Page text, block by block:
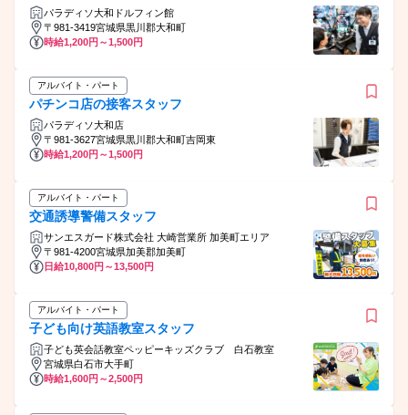
パラディソ大和ドルフィン館
〒981-3419宮城県黒川郡大和町
時給1,200円～1,500円
アルバイト・パート
パチンコ店の接客スタッフ
パラディソ大和店
〒981-3627宮城県黒川郡大和町吉岡東
時給1,200円～1,500円
アルバイト・パート
交通誘導警備スタッフ
サンエスガード株式会社 大崎営業所 加美町エリア
〒981-4200宮城県加美郡加美町
日給10,800円～13,500円
アルバイト・パート
子ども向け英語教室スタッフ
子ども英会話教室ペッピーキッズクラブ 白石教室
宮城県白石市大手町
時給1,600円～2,500円